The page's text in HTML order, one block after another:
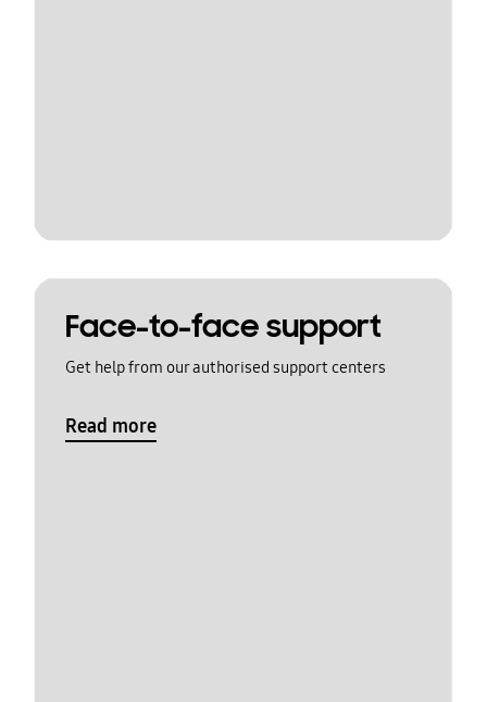
Face-to-face support
Get help from our authorised support centers
Read more